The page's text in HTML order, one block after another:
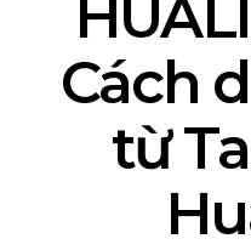
Cách
từ